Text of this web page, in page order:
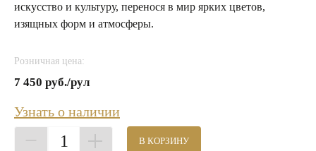
искусство и культуру, перенося в мир ярких цветов,
изящных форм и атмосферы.
Розничная цена:
7 450 руб./рул
Узнать о наличии
1 В КОРЗИНУ